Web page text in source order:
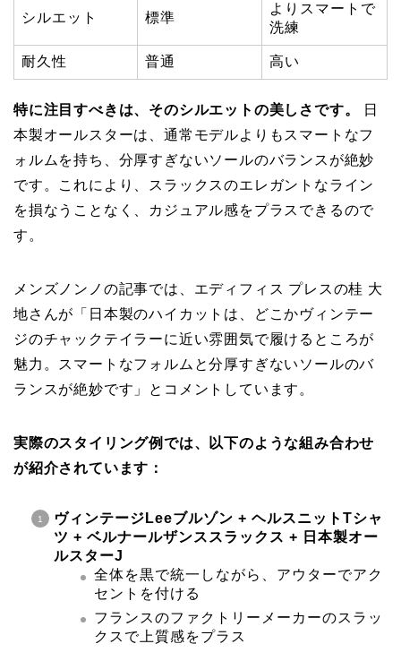
シルエット 標準
よりスマートで
洗練
耐久性 普通 高い
特に注目すべきは、そのシルエットの美しさです。
日
本製オールスターは、通常モデルよりもスマートなフ
ォルムを持ち、分厚すぎないソールのバランスが絶妙
です。これにより、スラックスのエレガントなライン
を損なうことなく、カジュアル感をプラスできるので
す。
メンズノンノの記事では、エディフィス プレスの桂 大
地さんが「日本製のハイカットは、どこかヴィンテー
ジのチャックテイラーに近い雰囲気で履けるところが
魅力。スマートなフォルムと分厚すぎないソールのバ
ランスが絶妙です」とコメントしています。
実際のスタイリング例では、以下のような組み合わせ
が紹介されています：
ヴィンテージLeeブルゾン + ヘルスニットTシャ
ツ + ベルナールザンススラックス + 日本製オー
ルスターJ
全体を黒で統一しながら、アウターでアク
セントを付ける
フランスのファクトリーメーカーのスラッ
クスで上質感をプラス